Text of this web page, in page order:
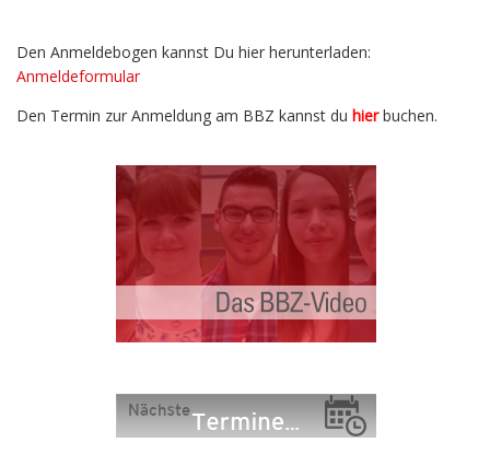
Den Anmeldebogen kannst Du hier herunterladen:
Anmeldeformular
Den Termin zur Anmeldung am BBZ kannst du hier buchen.